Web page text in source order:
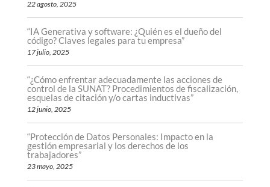
22 agosto, 2025
“IA Generativa y software: ¿Quién es el dueño del
código? Claves legales para tu empresa”
17 julio, 2025
“¿Cómo enfrentar adecuadamente las acciones de
control de la SUNAT? Procedimientos de fiscalización,
esquelas de citación y/o cartas inductivas”
12 junio, 2025
“Protección de Datos Personales: Impacto en la
gestión empresarial y los derechos de los
trabajadores”
23 mayo, 2025